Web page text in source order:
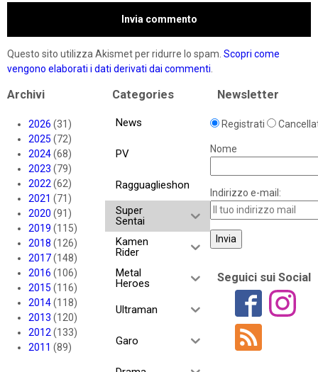
Questo sito utilizza Akismet per ridurre lo spam. Scopri come
vengono elaborati i dati derivati dai commenti.
Archivi
2026 (31)
2025 (72)
2024(68)
2023 (79)
2022(62)
2021 (71)
2020 (91)
2019 (115)
2018 (126)
2017(148)
2016 (106)
2015 (116)
2014(118)
2013 (120)
2012(133)
2011 (89)
Categories
News
PV
Ragguaglieshon
Super
Sentai
Kamen
Rider
Metal
Heroes
Ultraman
Garo
Newsletter
Registrati
Nome
Indirizzo e-mail:
Seguici sui Social